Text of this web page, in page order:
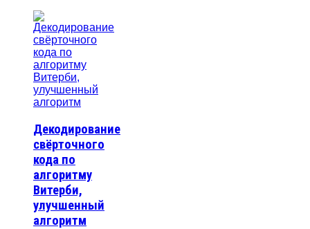
Декодирование
свёрточного
кода по
алгоритму
Витерби,
улучшенный
алгоритм